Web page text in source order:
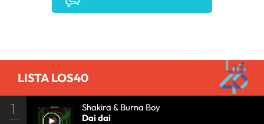
LISTA LOS40
1
Shakira & Burna Boy
Dai dai